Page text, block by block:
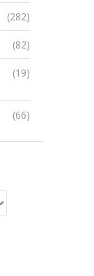
(282)
(82)
(19)
(66)